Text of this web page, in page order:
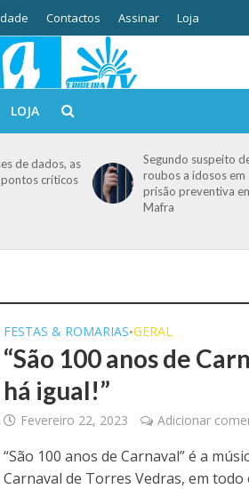
Contactos Assinar Loja
LOJA
de dados, as
críticos
Segundo suspeito
roubos a idosos em
prisão preventiva
Mafra
FESTAS & ROMARIAS•GERAL
“São 100 anos de
há igual!”
Fevereiro 22, 2023 Adicionar
“São 100 anos de Carnaval” é a
Carnaval de Torres Vedras, em